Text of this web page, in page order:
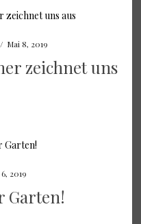
/ Mai 8, 2019
zeichnet uns
2019
Garten!